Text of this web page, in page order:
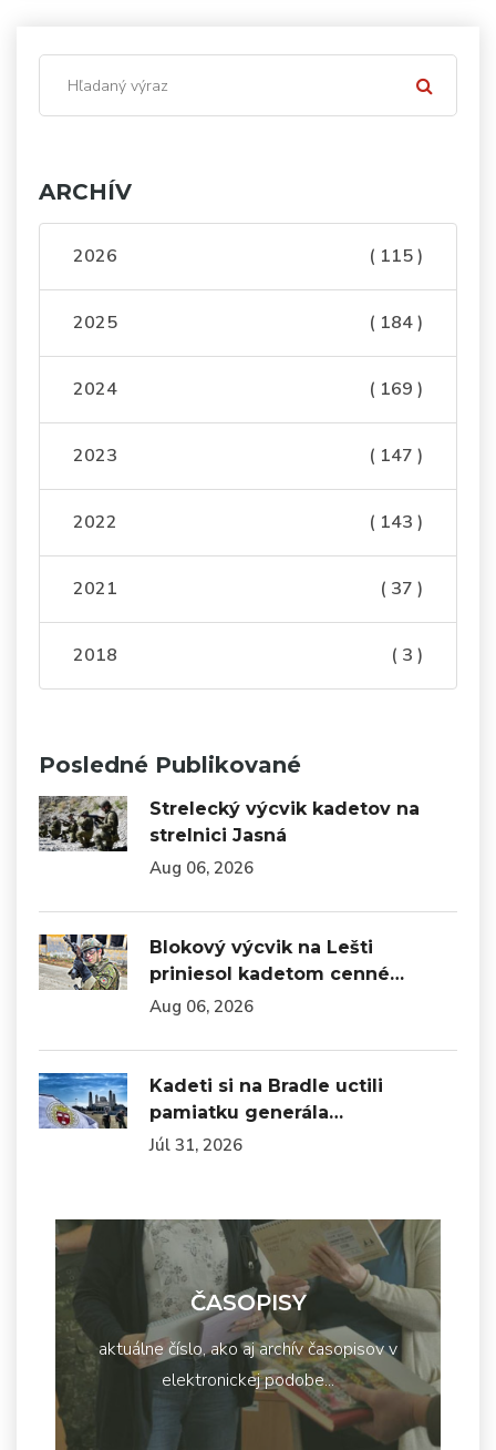
ARCHÍV
2026 ( 115 )
2025 ( 184 )
2024 ( 169 )
2023 ( 147 )
2022 ( 143 )
2021 ( 37 )
2018 ( 3 )
Posledné Publikované
Strelecký výcvik kadetov na
strelnici Jasná
Aug 06, 2026
Blokový výcvik na Lešti
priniesol kadetom cenné…
Aug 06, 2026
Kadeti si na Bradle uctili
pamiatku generála…
Júl 31, 2026
ČASOPISY
aktuálne číslo, ako aj archív časopisov v
elektronickej podobe...